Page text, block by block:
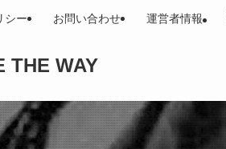
THE WAY
シー お問い合わせ 運営者情報